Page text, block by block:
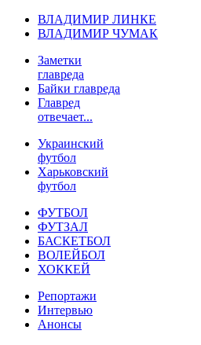
ВЛАДИМИР ЛИНКЕ
ВЛАДИМИР ЧУМАК
Заметки
главреда
Байки главреда
Главред
отвечает...
Украинский
футбол
Харьковский
футбол
ФУТБОЛ
ФУТЗАЛ
БАСКЕТБОЛ
ВОЛЕЙБОЛ
ХОККЕЙ
Репортажи
Интервью
Анонсы